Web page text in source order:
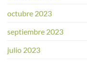
octubre 2023
septiembre 2023
julio 2023